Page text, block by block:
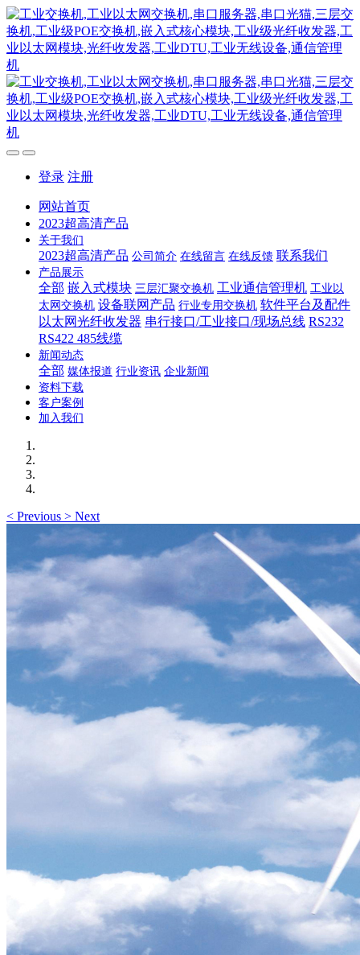
登录 注册
网站首页
2023超高清产品
关于我们
2023超高清产品 公司简介 在线留言 在线反馈 联系我们
产品展示
全部 嵌入式模块 三层汇聚交换机 工业通信管理机 工业以
太网交换机 设备联网产品 行业专用交换机 软件平台及配件
以太网光纤收发器 串行接口/工业接口/现场总线 RS232
RS422 485线缆
新闻动态
全部 媒体报道 行业资讯 企业新闻
资料下载
客户案例
加入我们
< Previous > Next